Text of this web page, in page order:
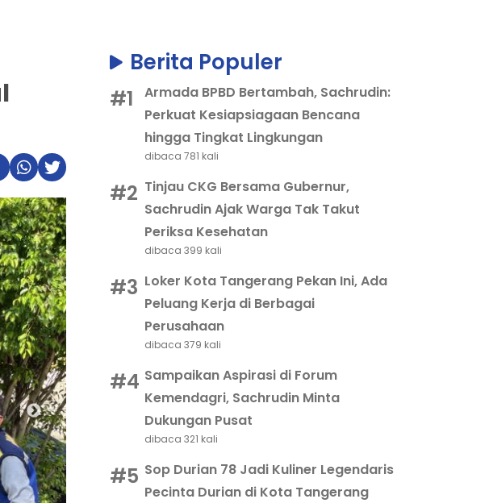
Berita Populer
#1
Armada BPBD Bertambah, Sachrudin:
Perkuat Kesiapsiagaan Bencana
hingga Tingkat Lingkungan
dibaca 781 kali
#2 Tinjau CKG Bersama Gubernur,
Sachrudin Ajak Warga Tak Takut
Periksa Kesehatan
dibaca 399 kali
#3 Loker Kota Tangerang Pekan Ini, Ada
Peluang Kerja di Berbagai
Perusahaan
dibaca 379 kali
#4 Sampaikan Aspirasi di Forum
Kemendagri, Sachrudin Minta
Dukungan Pusat
dibaca 321 kali
#5 Sop Durian 78 Jadi Kuliner Legendaris
Pecinta Durian di Kota Tangerang